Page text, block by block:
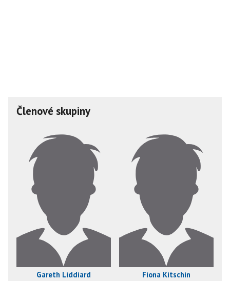
Členové skupiny
Gareth Liddiard Fiona Kitschin